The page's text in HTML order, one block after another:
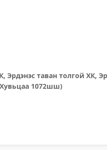
Эрдэнэс таван толгой ХК,
1072шш)